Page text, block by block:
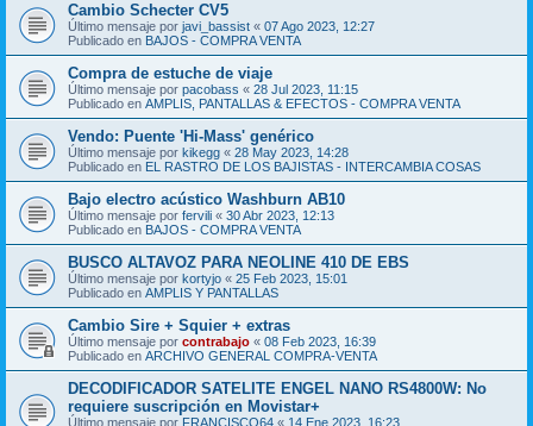
Cambio Schecter CV5
Último mensaje por javi_bassist « 07 Ago 2023, 12:27
Publicado en BAJOS - COMPRA VENTA
Compra de estuche de viaje
Último mensaje por pacobass « 28 Jul 2023, 11:15
Publicado en AMPLIS, PANTALLAS & EFECTOS - COMPRA VENTA
Vendo: Puente 'Hi-Mass' genérico
Último mensaje por kikegg « 28 May 2023, 14:28
Publicado en EL RASTRO DE LOS BAJISTAS - INTERCAMBIA COSAS
Bajo electro acústico Washburn AB10
Último mensaje por fervili « 30 Abr 2023, 12:13
Publicado en BAJOS - COMPRA VENTA
BUSCO ALTAVOZ PARA NEOLINE 410 DE EBS
Último mensaje por kortyjo « 25 Feb 2023, 15:01
Publicado en AMPLIS Y PANTALLAS
Cambio Sire + Squier + extras
Último mensaje por contrabajo « 08 Feb 2023, 16:39
Publicado en ARCHIVO GENERAL COMPRA-VENTA
DECODIFICADOR SATELITE ENGEL NANO RS4800W: No
requiere suscripción en Movistar+
Último mensaje por FRANCISCO64 « 14 Ene 2023, 16:23